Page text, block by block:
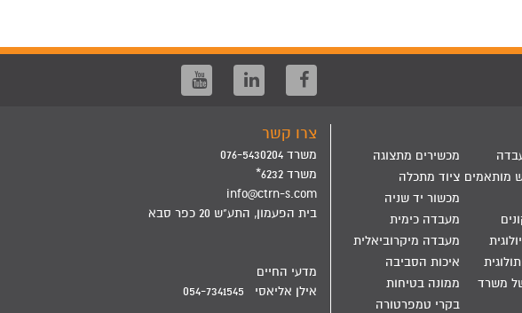
מכשירים מתצוגה
מותאמים ציוד מתכלה
מכשור יד שניה
מעבדה כימית
מעבדה מיקרוביאלית
איכות הסביבה
126 של משרד
ממונה בטיחות
בקרי טמפרטורה
צרו קשר
משרד 076-5430204
משרד 6232*
info@ctrn-s.com
בית הפעמון, התע"ש 20 כפר סבא
מדעי החיים
אילן אליאסי 054-7341545